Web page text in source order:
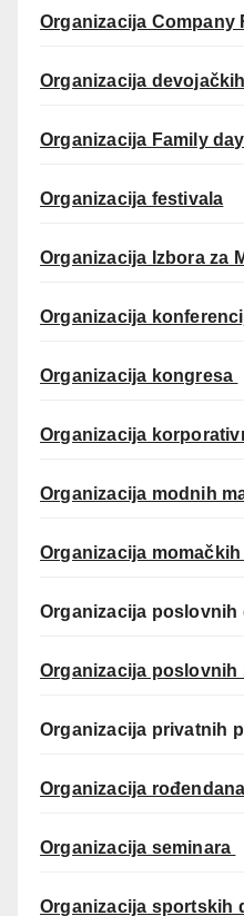
Organizacija Company
Organizacija
Organizacija Family day
Organizacija festivala
Organizacija Izbora za
Organizacija
Organizacija kongresa
Organizacija
Organizacija modnih
Organizacija
Organizacija poslovnih
Organizacija poslovnih
Organizacija privatnih
Organizacija rođendana
Organizacija seminara
Organizacija sportskih